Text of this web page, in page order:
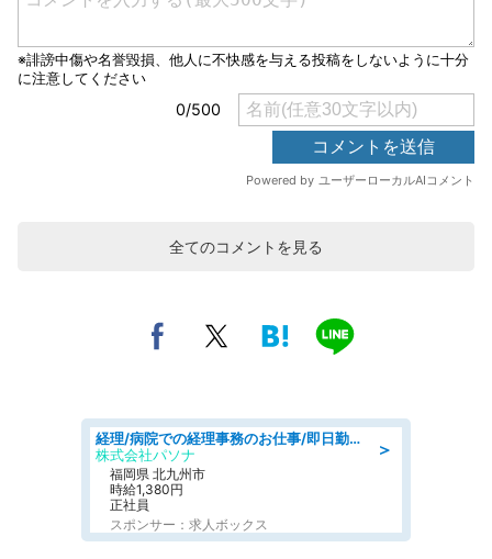
全てのコメントを見る
＞
経理/病院での経理事務のお仕事/即日勤務可/車通勤可/経理/一般事務
株式会社パソナ
福岡県 北九州市
時給1,380円
正社員
スポンサー：求人ボックス